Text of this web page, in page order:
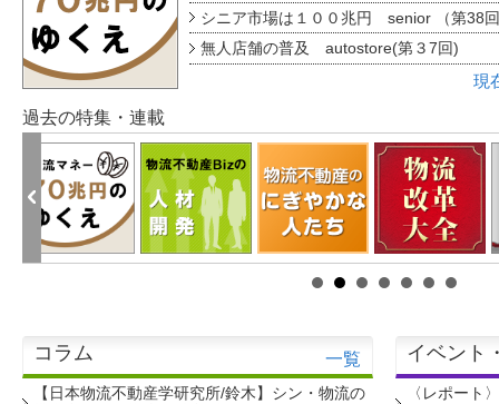
シニア市場は１００兆円 senior （第38
無人店舗の普及 autostore(第３7回)
現
過去の特集・連載
コラム 一覧
【日本物流不動産学研究所/鈴木】シン・物流の
イベント
〈レポート